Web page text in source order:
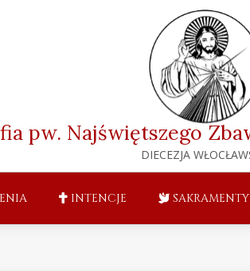
pw. Najświętszego
DIECEZJA
INTENCJE SAKRAMENTY